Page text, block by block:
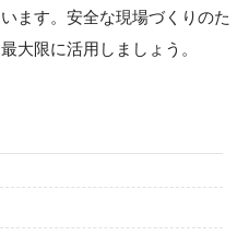
ます。安全な現場づくりのた
大限に活用しましょう。